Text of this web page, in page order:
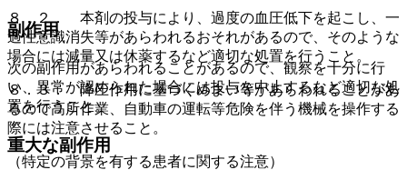
８．２． 本剤の投与により、過度の血圧低下を起こし、一
過性意識消失等があらわれるおそれがあるので、そのような
場合には減量又は休薬するなど適切な処置を行うこと。
８．３． 降圧作用に基づくめまい等があらわれることがあ
るので高所作業、自動車の運転等危険を伴う機械を操作する
際には注意させること。
（特定の背景を有する患者に関する注意）
副作用
次の副作用があらわれることがあるので、観察を十分に行
い、異常が認められた場合には投与を中止するなど適切な処
置を行うこと。
重大な副作用